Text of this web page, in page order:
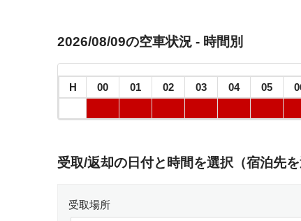
2026/08/09の空車状況 - 時間別
H 00 01 02 03 04 05
受取/返却の日付と時間を選択（宿泊先
受取場所